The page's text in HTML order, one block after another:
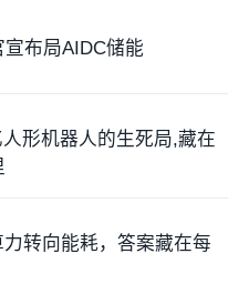
宣布局AIDC储能
形机器人的生死局,藏在
转向能耗，答案藏在每